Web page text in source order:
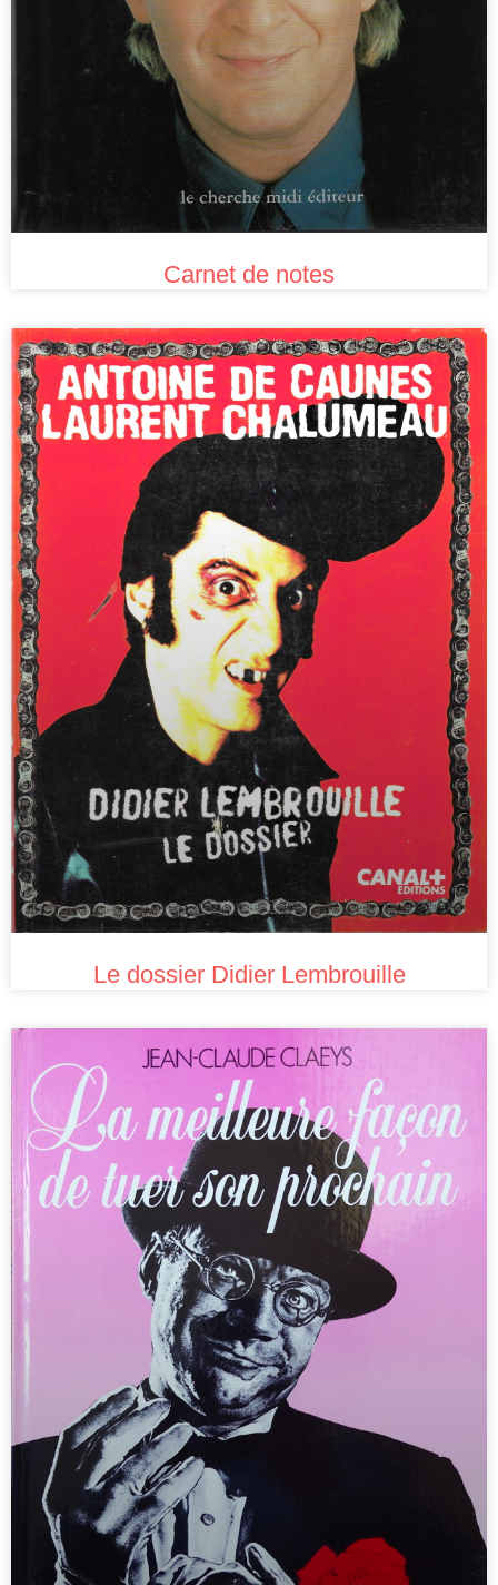
Carnet de notes
Le dossier Didier Lembrouille